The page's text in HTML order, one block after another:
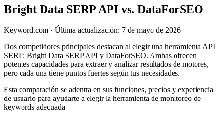
Bright Data SERP API vs. DataForSEO
Keyword.com · Última actualización: 7 de mayo de 2026
Dos competidores principales destacan al elegir una herramienta API
SERP: Bright Data SERP API y DataForSEO. Ambas ofrecen
potentes capacidades para extraer y analizar resultados de motores,
pero cada una tiene puntos fuertes según tus necesidades.
Esta comparación se adentra en sus funciones, precios y experiencia
de usuario para ayudarte a elegir la herramienta de monitoreo de
keywords adecuada.